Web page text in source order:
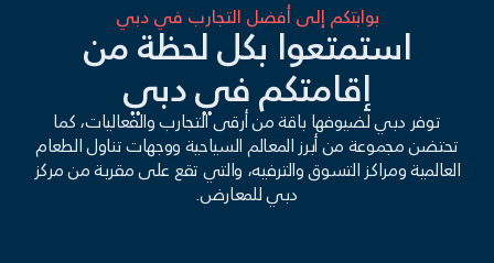
بوابتكم إلى أفضل التجارب في دبي
استمتعوا بكل لحظة من
إقامتكم في دبي
توفر دبي لضيوفها باقة من أرقى التجارب والفعاليات، كما
تحتضن مجموعة من أبرز المعالم السياحية ووجهات تناول الطعام
العالمية ومراكز التسوق والترفيه، والتي تقع على مقربة من مركز
دبي للمعارض.